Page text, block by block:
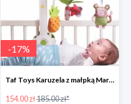
-17%
Taf Toys Karuzela z małpką Marco -16%
154.00 zł185.00 zł*